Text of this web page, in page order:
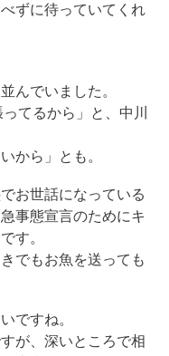
ずに待っていてくれ
んでいました。
てるから」と、中川
から」とも。
お世話になっている
事態宣言のためにキ
す。
でもお魚を送っても
ですね。
が、深いところで相